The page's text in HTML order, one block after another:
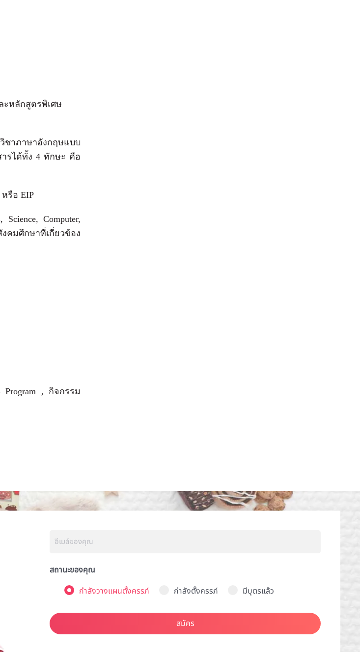
ะหลักสูตรพิเศษ
วิชาภาษาอังกฤษแบบ
ารได้ทั้ง 4 ทักษะ คือ
รือ EIP
Computer,
คมศึกษาที่เกี่ยวข้อง
Program , กิจกรรม
สถานะของคุณ
กำลังวางแผนตั้งครรภ์
กำลังตั้งครรภ์ มีบุตรแล้ว
สมัคร